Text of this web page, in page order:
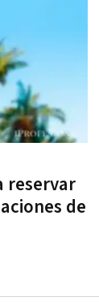
reservar
de